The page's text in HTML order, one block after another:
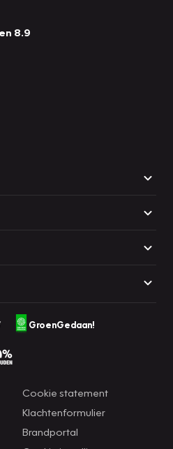
8.9
GroenGedaan!
Cookie statement
Klachtenformulier
Brandportal